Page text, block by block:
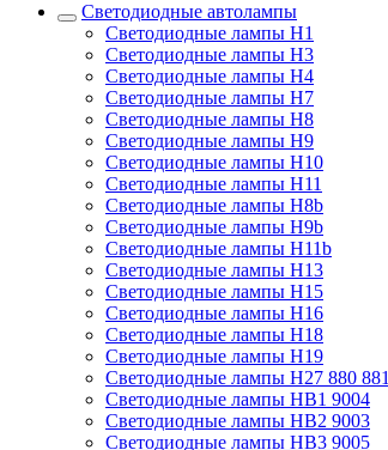
Светодиодные автолампы
Светодиодные лампы H1
Светодиодные лампы H3
Светодиодные лампы H4
Светодиодные лампы H7
Светодиодные лампы H8
Светодиодные лампы H9
Светодиодные лампы H10
Светодиодные лампы H11
Светодиодные лампы H8b
Светодиодные лампы H9b
Светодиодные лампы H11b
Светодиодные лампы H13
Светодиодные лампы H15
Светодиодные лампы H16
Светодиодные лампы H18
Светодиодные лампы H19
Светодиодные лампы H27 880 881
Светодиодные лампы HB1 9004
Светодиодные лампы HB2 9003
Светодиодные лампы HB3 9005